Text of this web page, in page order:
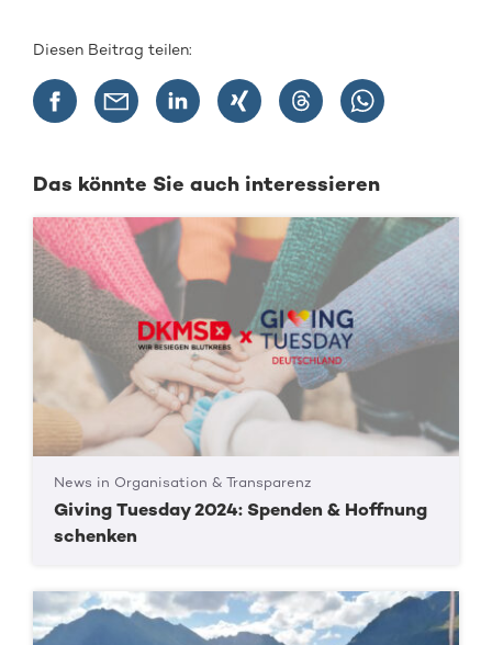
Diesen Beitrag teilen:
Das könnte Sie auch interessieren
News in Organisation & Transparenz
Giving Tuesday 2024: Spenden & Hoffnung
schenken